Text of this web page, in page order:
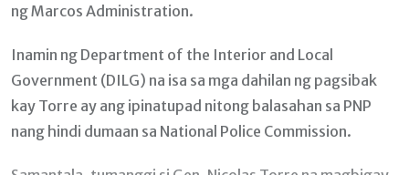
ng Marcos Administration.
Inamin ng Department of the Interior and Local
Government (DILG) na isa sa mga dahilan ng pagsibak
kay Torre ay ang ipinatupad nitong balasahan sa PNP
nang hindi dumaan sa National Police Commission.